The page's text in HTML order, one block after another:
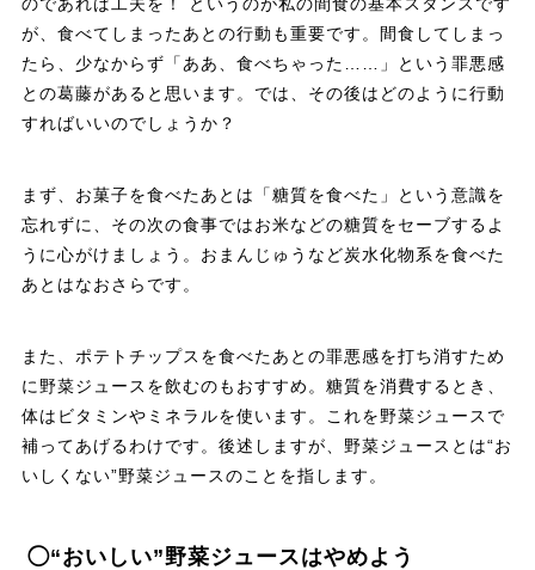
が、食べてしまったあとの行動も重要です。間食してしまっ
たら、少なからず「ああ、食べちゃった……」という罪悪感
との葛藤があると思います。では、その後はどのように行動
すればいいのでしょうか？
まず、お菓子を食べたあとは「糖質を食べた」という意識を
忘れずに、その次の食事ではお米などの糖質をセーブするよ
うに心がけましょう。おまんじゅうなど炭水化物系を食べた
あとはなおさらです。
また、ポテトチップスを食べたあとの罪悪感を打ち消すため
に野菜ジュースを飲むのもおすすめ。糖質を消費するとき、
体はビタミンやミネラルを使います。これを野菜ジュースで
補ってあげるわけです。後述しますが、野菜ジュースとは“お
いしくない”野菜ジュースのことを指します。
◯“おいしい”野菜ジュースはやめよう